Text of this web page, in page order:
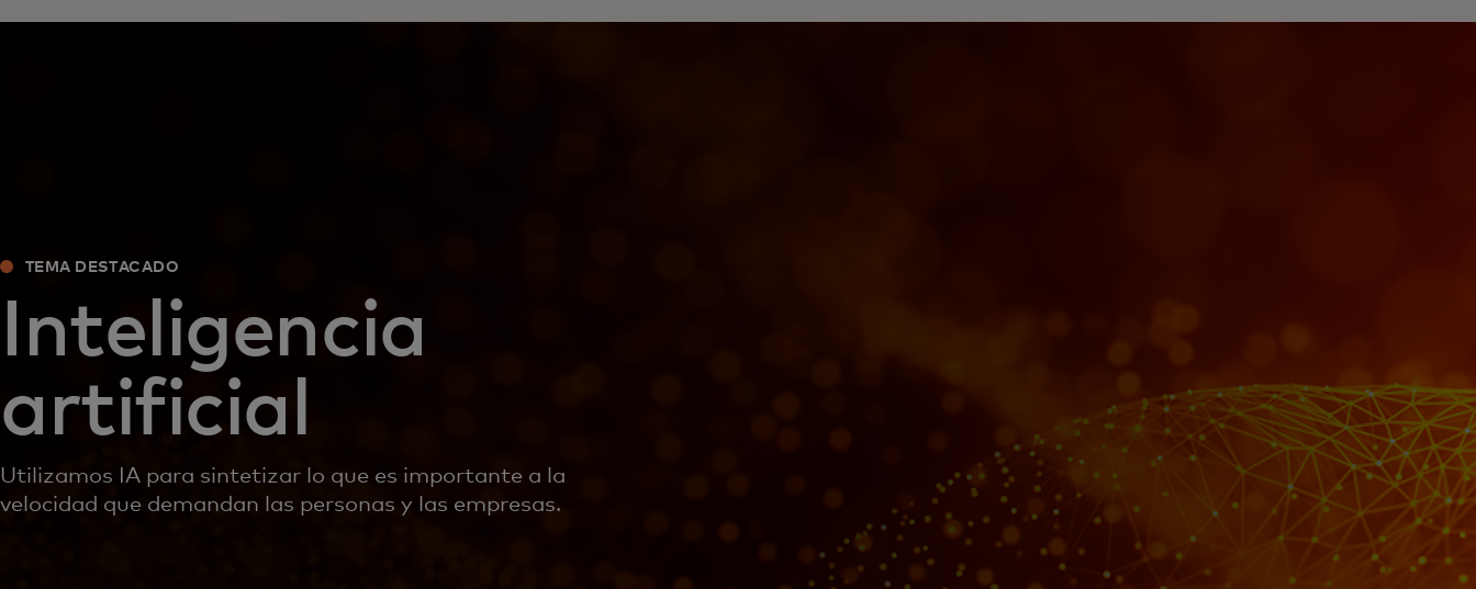
TEMA DESTACADO
Inteligencia
artificial
Utilizamos IA para sintetizar lo que es importante a la
velocidad que demandan las personas y las empresas.